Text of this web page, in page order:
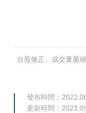
台股修正、成交量萎
發布時間：
更新時間：